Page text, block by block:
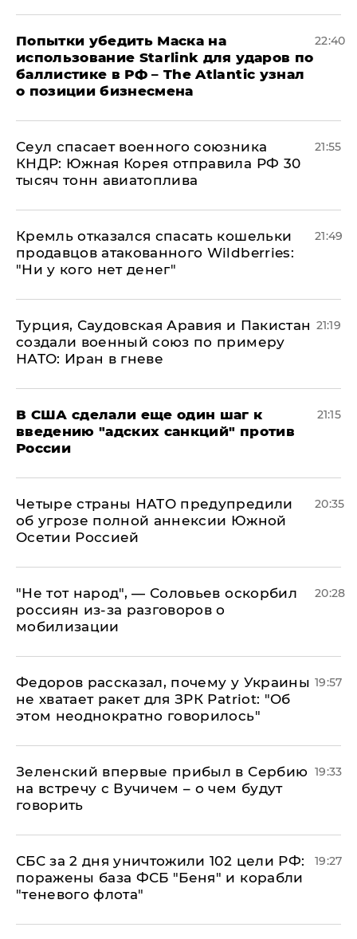
Попытки убедить Маска на
использование Starlink для ударов по
баллистике в РФ – The Atlantic узнал
о позиции бизнесмена
22:40
​Сеул спасает военного союзника
КНДР: Южная Корея отправила РФ 30
тысяч тонн авиатоплива
21:55
Кремль отказался спасать кошельки
продавцов атакованного Wildberries:
"Ни у кого нет денег"
21:49
Турция, Саудовская Аравия и Пакистан
создали военный союз по примеру
НАТО: Иран в гневе
21:19
В США сделали еще один шаг к
введению "адских санкций" против
России
21:15
Четыре страны НАТО предупредили
об угрозе полной аннексии Южной
Осетии Россией
20:35
​"Не тот народ", — Соловьев оскорбил
россиян из-за разговоров о
мобилизации
20:28
Федоров рассказал, почему у Украины
не хватает ракет для ЗРК Patriot: "Об
этом неоднократно говорилось"
19:57
Зеленский впервые прибыл в Сербию
на встречу с Вучичем – о чем будут
говорить
19:33
СБС за 2 дня уничтожили 102 цели РФ:
поражены база ФСБ "Беня" и корабли
"теневого флота"
19:27